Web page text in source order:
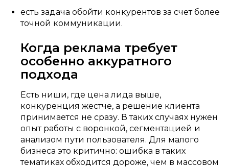
есть задача обойти конкурентов за счет более
точной коммуникации.
Когда реклама требует
особенно аккуратного
подхода
Есть ниши, где цена лида выше,
конкуренция жестче, а решение клиента
принимается не сразу. В таких случаях нужен
опыт работы с воронкой, сегментацией и
анализом пути пользователя. Для малого
бизнеса это критично: ошибка в таких
тематиках обходится дороже, чем в массовом